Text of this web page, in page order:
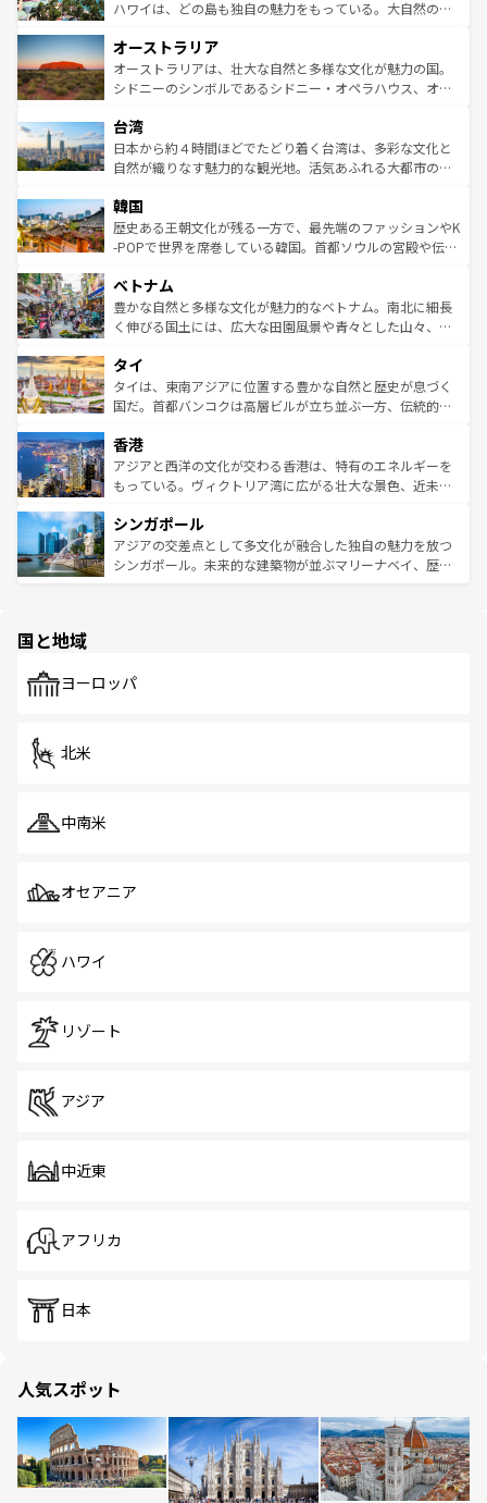
西部には大自然が広がり、グランドキャニオンやイエロー
部のニューオーリンズでは、音楽と美食が融合した独特の
文化が魅力。旅行者はアメリカの各地域で異なる魅力を楽
しみながら、その多様性と豊かな歴史を感じることができ
ならではの贅沢な旅のスタイルだ。 なお、新着のアメリカ
情報はコンテンツ一覧を参照してほしい。
ハワイは、どの島も独自の魅力をもっている。大自然の神
ワイ島は見逃せない。また、定番の観光地といえばオアフ
島だが、静かな自然を求めるならマウイ島やカウアイ島が
おすすめ。エメラルドグリーンに輝く海をはじめ、豊かな
れるおもてなしの心で訪れる人々を迎えてくれるハワイの
人々、おいしいローカルフードやハワイアンミュージッ
ク、伝統的なフラダンスなど、すべてがハワイの魅力を彩
ワイを、存分に味わってほしい。 なお、新着のハワイ情報
はコンテンツ一覧を参照してほしい。
オーストラリア
オーストラリアは、壮大な自然と多様な文化が魅力の国。
シドニーのシンボルであるシドニー・オペラハウス、オー
リアリーフや大陸中央部にそびえるウルル（エアーズロッ
ク）、タスマニアの美しい原生林やケアンズの熱帯雨林な
ど、見どころがたくさん。また、カフェやワイン、オージ
いる。アクティビティも充実しており、サーフィンやダイ
ビング、ハイキングなど、アウトドア好きにはたまらな
い。オーストラリアの多彩な魅力を存分に味わいつくそ
参照してほしい。
台湾
日本から約４時間ほどでたどり着く台湾は、多彩な文化と
自然が織りなす魅力的な観光地。活気あふれる大都市の台
ン）、静ひつな山岳地帯である台湾東部など、都市の喧騒
と山間の静けさが共存しており、訪れる人に新しい発見と
驚きをもたらしてくれる。また、奥深い台湾の食文化も魅
容にもいいと評判のスイーツなど、バラエティ豊かな料理
が味わえる。 なお、新着の台湾情報は コンテンツ一覧を参
照してほしい。
韓国
歴史ある王朝文化が残る一方で、最先端のファッションやK
-POPで世界を席巻している韓国。首都ソウルの宮殿や伝統
き、地方に足を延ばせば四季折々の自然美を楽しむことが
できる。そして、キムチや焼肉、絶品のストリートフード
まで、さまざまな韓国料理が待っている。夜には、韓国な
リティに包まれながら、韓国の多彩な魅力を心ゆくまで味
わってみてほしい。 なお、新着の韓国情報はコンテンツ一
覧を参照してほしい。
ベトナム
豊かな自然と多様な文化が魅力的なベトナム。南北に細長
く伸びる国土には、広大な田園風景や青々とした山々、世
急速な発展と共に伝統が息づく。ハノイの古い町並みやホ
ーチミン市のフランス統治時代の建物も、独特の雰囲気を
醸し出している。また、バラエティの豊かさとおいしさで
とつ。フォーやバインミー、ベトナムコーヒーなどは、ぜ
ひ現地で味わいたい。どの地域を訪れてもあたたかい人々
が旅行者を迎えてくれるので、きっと忘れられない旅にな
参照してほしい。
タイ
タイは、東南アジアに位置する豊かな自然と歴史が息づく
国だ。首都バンコクは高層ビルが立ち並ぶ一方、伝統的な
の活気が交差している。北部ではチェンマイなどの山岳地
帯で自然と触れ合い、南部ではプーケットやクラビの美し
いビーチでリゾート気分を楽しむことができる。タイ料理
激する。気候は一年中温暖で、どの季節にも異なる楽しみ
が待っている。親しみやすいタイの人々、仏教を中心とし
た文化、そして多様な観光資源が、訪れる旅人を魅了し続
香港
アジアと西洋の文化が交わる香港は、特有のエネルギーを
もっている。ヴィクトリア湾に広がる壮大な景色、近未来
み、どこを訪れても感動するはず。観光スポットが密集し
ており、効率よく見どころを回れるのも魅力。息をのむよ
うな絶景から文化的な体験まで、香港を存分に楽しみ尽く
シンガポール
アジアの交差点として多文化が融合した独自の魅力を放つ
シンガポール。未来的な建築物が並ぶマリーナベイ、歴史
で、ホーカーズは地元の風情を楽しめる外せないスポット
国と地域
ヨーロッパ
北米
中南米
オセアニア
ハワイ
リゾート
アジア
中近東
アフリカ
日本
人気スポット